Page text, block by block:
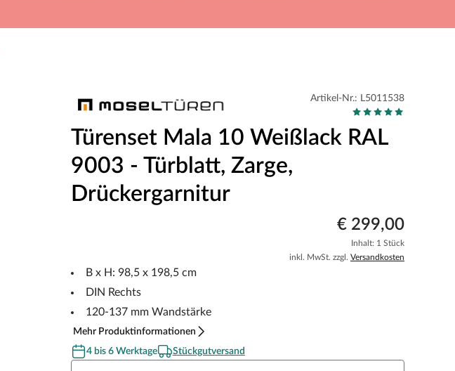
Artikel-Nr.: L5011538
Türenset Mala 10 Weißlack RAL
9003 - Türblatt, Zarge,
Drückergarnitur
€ 299,00
Inhalt: 1 Stück
inkl. MwSt. zzgl. Versandkosten
B x H: 98,5 x 198,5 cm
DIN Rechts
120-137 mm Wandstärke
Mehr Produktinformationen
4 bis 6 Werktage
Stückgutversand